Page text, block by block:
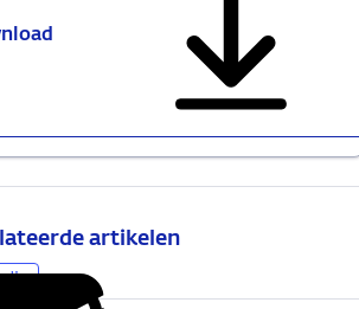
where,artikelen